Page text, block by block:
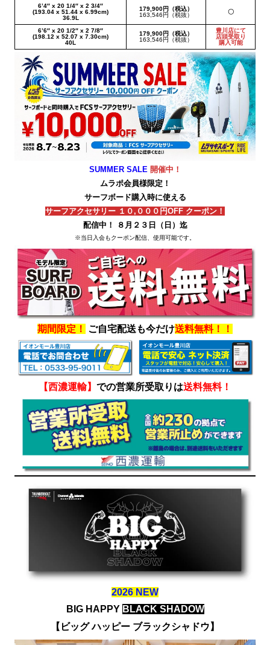
6’4″ x 20 1/4″ x 2 3/4″
(193.04 x 51.44 x 6.99cm)
36.9L
179,900円（税込）
163,546円（税抜）
〇
6’6″ x 20 1/2″ x 2 7/8″
(198.12 x 52.07 x 7.30cm)
40L
179,900円（税込）
163,546円（税抜）
豊川店にて
店頭受取り
購入可能
SUMMER SALE 開催中！
ムラポ会員様限定！
サーフボード購入時に使える
サーフアクセサリー １０,０００円OFF クーポン！
配信中！ ８月２３日（日）迄
※当日入会もクーポン配信、使用可能です。
期間限定！ ご自宅配送も今だけ送料無料！！
【西濃運輸】 での営業所受取りは送料無料！
2026 NEW
BIG HAPPY BLACK SHADOW
【ビッグ ハッピー ブラックシャドウ】